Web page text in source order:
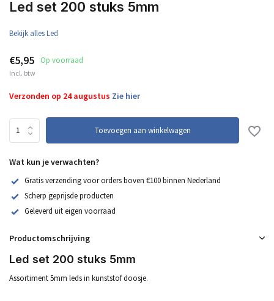
Led set 200 stuks 5mm
Bekijk alles Led
€5,95 Op voorraad
Incl. btw
Verzonden op 24 augustus Zie hier
Toevoegen aan winkelwagen
Wat kun je verwachten?
Gratis verzending voor orders boven €100 binnen Nederland
Scherp geprijsde producten
Geleverd uit eigen voorraad
Productomschrijving
Led set 200 stuks 5mm
Assortiment 5mm leds in kunststof doosje.